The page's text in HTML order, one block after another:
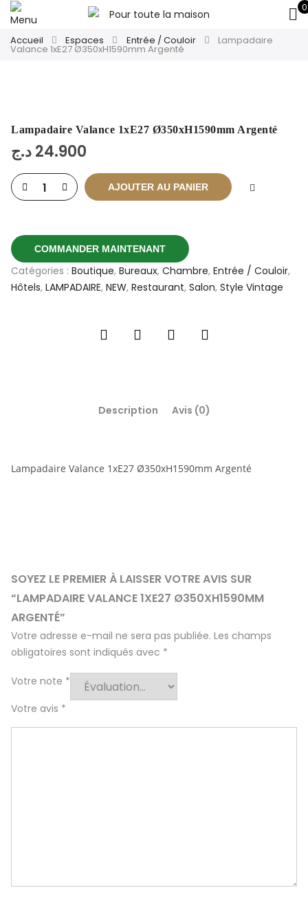
0
Accueil Espaces Entrée / Couloir Lampadaire
Valance 1xE27 Ø350xH1590mm Argenté
Lampadaire Valance 1xE27 Ø350xH1590mm Argenté
24.900د.ج
AJOUTER AU PANIER
COMMANDER MAINTENANT
Catégories : Boutique, Bureaux, Chambre, Entrée / Couloir,
Hôtels, LAMPADAIRE, NEW, Restaurant, Salon, Style Vintage
Description Avis (0)
Lampadaire Valance 1xE27 Ø350xH1590mm Argenté
SOYEZ LE PREMIER À LAISSER VOTRE AVIS SUR
“LAMPADAIRE VALANCE 1XE27 Ø350XH1590MM
ARGENTÉ”
Votre adresse e-mail ne sera pas publiée. Les champs
obligatoires sont indiqués avec *
Votre note *
Votre avis *